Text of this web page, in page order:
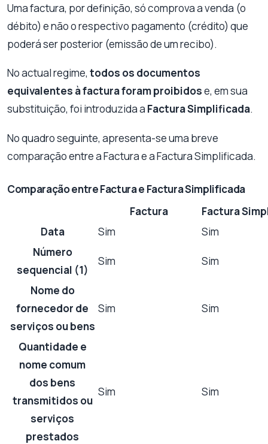
Uma factura, por definição, só comprova a venda (o
débito) e não o respectivo pagamento (crédito) que
poderá ser posterior (emissão de um recibo).
No actual regime, todos os documentos
equivalentes à factura foram proibidose, em sua
substituição, foi introduzida a Factura Simplificada.
No quadro seguinte, apresenta-se uma breve
comparação entre a Factura e a Factura Simplificada.
Comparação entre Factura e Factura Simplificada
Factura
Factura
Data
Sim
Sim
Número
sequencial (1)
Sim Sim
Nome do
fornecedor de
serviços ou bens
Sim Sim
Quantidade e
nome comum
dos bens
transmitidos ou
serviços
prestados
Sim Sim